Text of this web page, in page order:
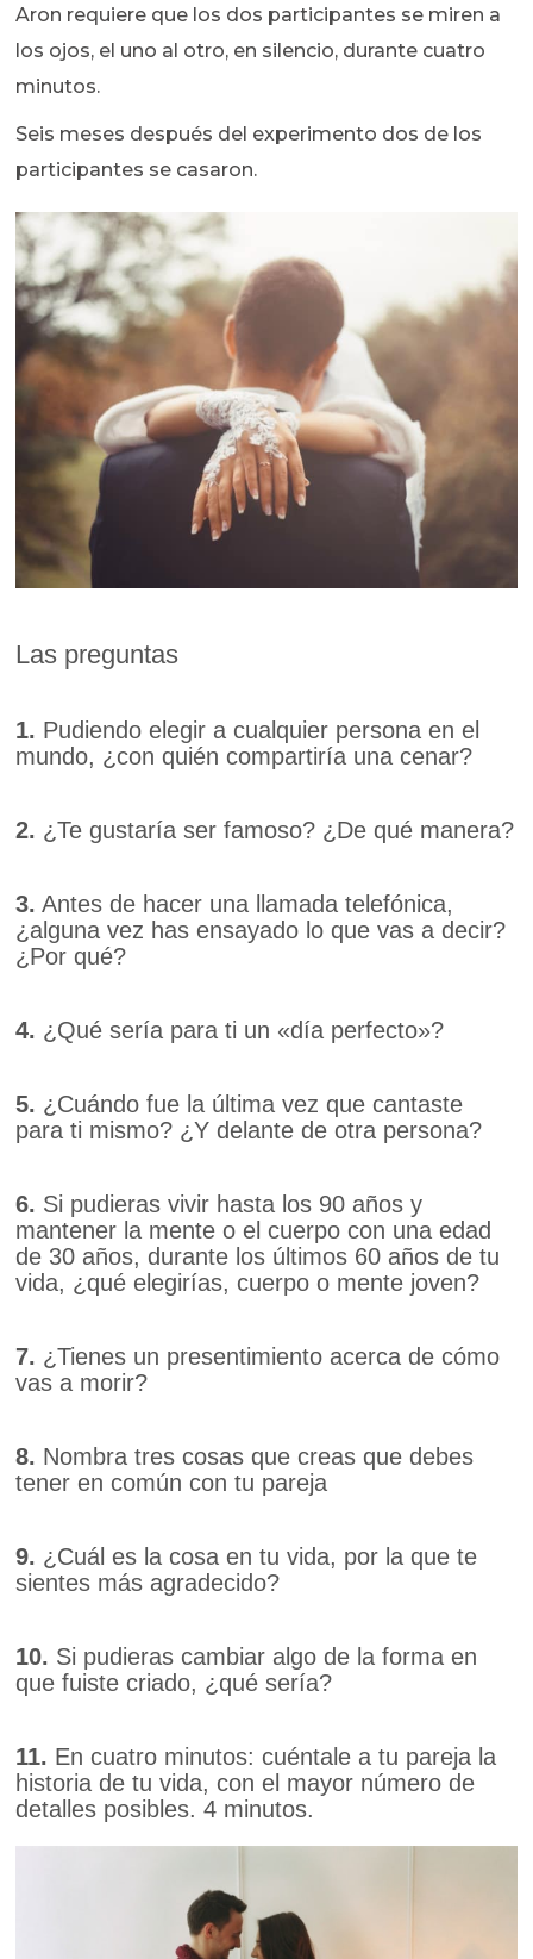
Aron requiere que los dos participantes se miren a
los ojos, el uno al otro, en silencio, durante cuatro
minutos.
Seis meses después del experimento dos de los
participantes se casaron.
Las preguntas
1. Pudiendo elegir a cualquier persona en el
mundo, ¿con quién compartiría una cenar?
2. ¿Te gustaría ser famoso? ¿De qué manera?
3. Antes de hacer una llamada telefónica,
¿alguna vez has ensayado lo que vas a decir?
¿Por qué?
4. ¿Qué sería para ti un «día perfecto»?
5. ¿Cuándo fue la última vez que cantaste
para ti mismo? ¿Y delante de otra persona?
6. Si pudieras vivir hasta los 90 años y
mantener la mente o el cuerpo con una edad
de 30 años, durante los últimos 60 años de tu
vida, ¿qué elegirías, cuerpo o mente joven?
7. ¿Tienes un presentimiento acerca de cómo
vas a morir?
8. Nombra tres cosas que creas que debes
tener en común con tu pareja
9. ¿Cuál es la cosa en tu vida, por la que te
sientes más agradecido?
10. Si pudieras cambiar algo de la forma en
que fuiste criado, ¿qué sería?
11. En cuatro minutos: cuéntale a tu pareja la
historia de tu vida, con el mayor número de
detalles posibles. 4 minutos.